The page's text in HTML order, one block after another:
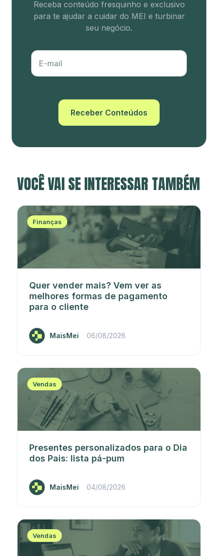
Receba conteúdo fresquinho e exclusivo
para te ajudar a cuidar do MEI e turbinar
seu negócio.
E-mail
Receber Conteúdos
VOCÊ VAI SE INTERESSAR TAMBÉM
Finanças
Quer vender mais? Vem ver as
melhores formas de pagamento
para o cliente
MaisMei 06/08/2026
Vendas
Presentes personalizados para o Dia
dos Pais: lista pá-pum
MaisMei 04/08/2026
Vendas